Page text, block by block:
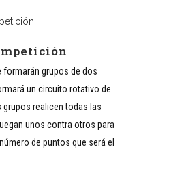
formarán grupos de dos
un circuito rotativo de
realicen todas las
unos contra otros para
de puntos que será el